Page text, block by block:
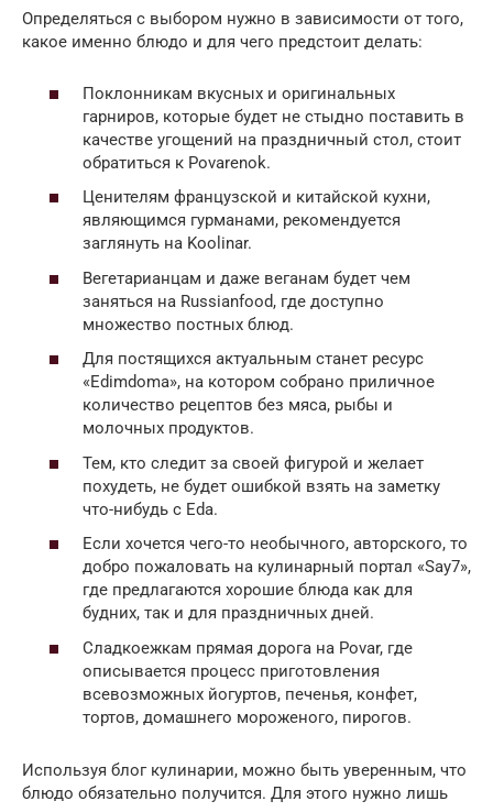
Определяться с выбором нужно в зависимости от того,
какое именно блюдо и для чего предстоит делать:
Поклонникам вкусных и оригинальных
гарниров, которые будет не стыдно поставить в
качестве угощений на праздничный стол, стоит
обратиться к Povarenok.
Ценителям французской и китайской кухни,
являющимся гурманами, рекомендуется
заглянуть на Koolinar.
Вегетарианцам и даже веганам будет чем
заняться на Russianfood, где доступно
множество постных блюд.
Для постящихся актуальным станет ресурс
«Edimdoma», на котором собрано приличное
количество рецептов без мяса, рыбы и
молочных продуктов.
Тем, кто следит за своей фигурой и желает
похудеть, не будет ошибкой взять на заметку
что-нибудь с Eda.
Если хочется чего-то необычного, авторского, то
добро пожаловать на кулинарный портал «Say7»,
где предлагаются хорошие блюда как для
будних, так и для праздничных дней.
Сладкоежкам прямая дорога на Povar, где
описывается процесс приготовления
всевозможных йогуртов, печенья, конфет,
тортов, домашнего мороженого, пирогов.
Используя блог кулинарии, можно быть уверенным, что
блюдо обязательно получится. Для этого нужно лишь